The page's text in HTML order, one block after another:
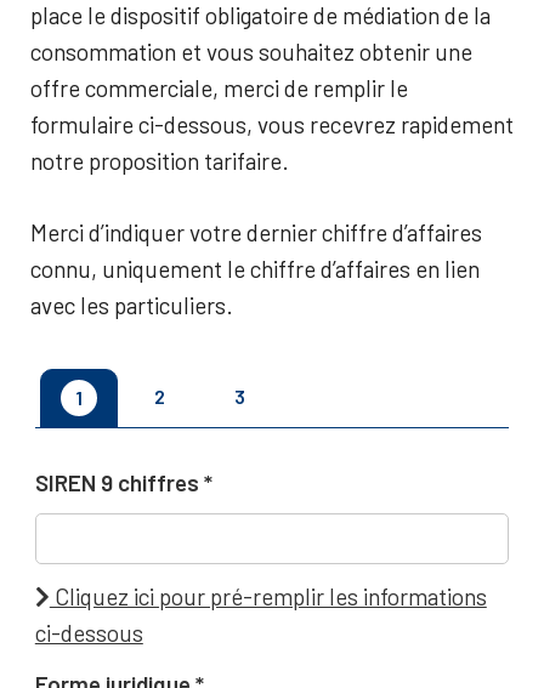
place le dispositif obligatoire de médiation de la
consommation et vous souhaitez obtenir une
offre commerciale, merci de remplir le
formulaire ci-dessous, vous recevrez rapidement
notre proposition tarifaire.
Merci d’indiquer votre dernier chiffre d’affaires
connu, uniquement le chiffre d’affaires en lien
avec les particuliers.
1 2 3
SIREN 9 chiffres
Cliquez ici pour pré-remplir les informations
ci-dessous